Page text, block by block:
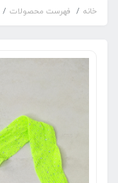
خانه فهرست محصولات